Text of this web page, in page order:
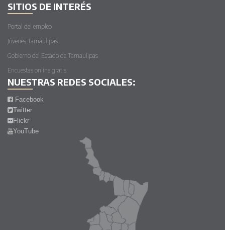
SITIOS DE INTERÉS
Portal del empleo
Jóvenes Tamaulipas
Gobierno del Estado de Tamaulipas
Encuestas online gratis
NUESTRAS REDES SOCIALES:
Facebook
Twitter
Flickr
YouTube